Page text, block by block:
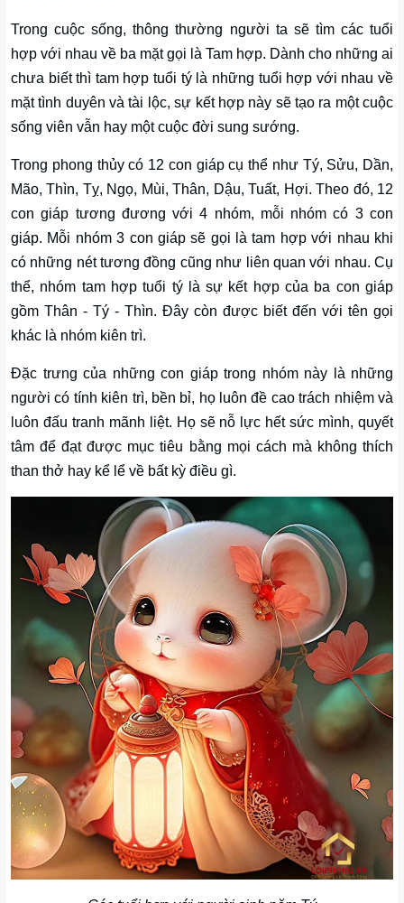
Trong cuộc sống, thông thường người ta sẽ tìm các tuổi
hợp với nhau về ba mặt gọi là Tam hợp. Dành cho những ai
chưa biết thì tam hợp tuổi tý là những tuổi hợp với nhau về
mặt tình duyên và tài lộc, sự kết hợp này sẽ tạo ra một cuộc
sống viên vẫn hay một cuộc đời sung sướng.
Trong phong thủy có 12 con giáp cụ thể như Tý, Sửu, Dần,
Mão, Thìn, Tỵ, Ngọ, Mùi, Thân, Dậu, Tuất, Hợi. Theo đó, 12
con giáp tương đương với 4 nhóm, mỗi nhóm có 3 con
giáp. Mỗi nhóm 3 con giáp sẽ gọi là tam hợp với nhau khi
có những nét tương đồng cũng như liên quan với nhau. Cụ
thể, nhóm tam hợp tuổi tý là sự kết hợp của ba con giáp
gồm Thân - Tý - Thìn. Đây còn được biết đến với tên gọi
khác là nhóm kiên trì.
Đặc trưng của những con giáp trong nhóm này là những
người có tính kiên trì, bền bỉ, họ luôn đề cao trách nhiệm và
luôn đấu tranh mãnh liệt. Họ sẽ nỗ lực hết sức mình, quyết
tâm để đạt được mục tiêu bằng mọi cách mà không thích
than thở hay kể lể về bất kỳ điều gì.